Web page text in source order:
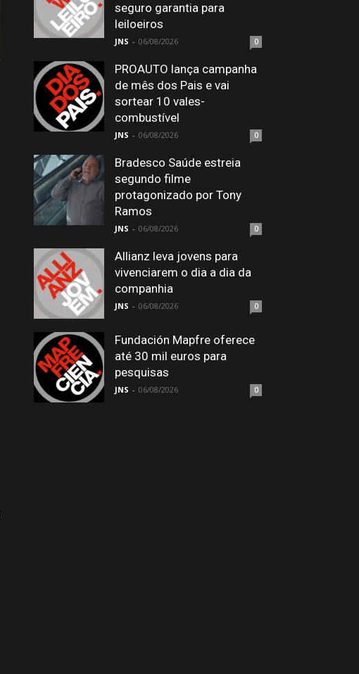
seguro garantia para
leiloeiros
JNS - 06/08/2026 0
PROAUTO lança campanha
de mês dos Pais e vai
sortear 10 vales-
combustível
JNS - 06/08/2026 0
Bradesco Saúde estreia
segundo filme
protagonizado por Tony
Ramos
JNS - 06/08/2026 0
Allianz leva jovens para
vivenciarem o dia a dia da
companhia
JNS - 06/08/2026 0
Fundación Mapfre oferece
até 30 mil euros para
pesquisas
JNS - 06/08/2026 0